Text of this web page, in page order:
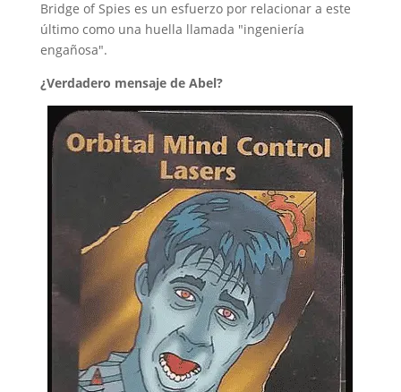
Bridge of Spies es un esfuerzo por relacionar a este
último como una huella llamada "ingeniería
engañosa".
¿Verdadero mensaje de Abel?